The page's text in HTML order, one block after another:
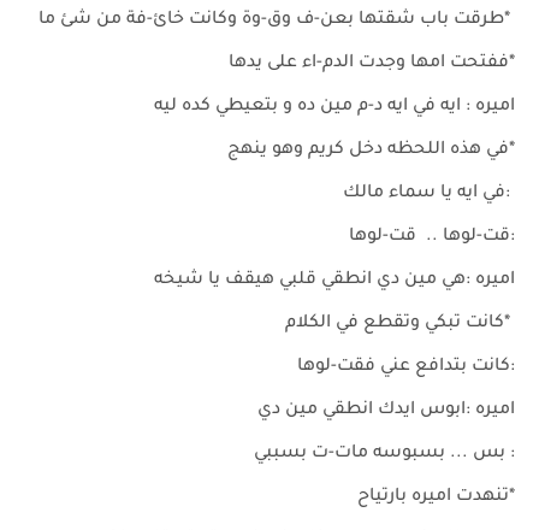
*طرقت باب شقتها بعن-ف وق-وة وكانت خائ-فة من شئ ما
*ففتحت امها وجدت الدم-اء على يدها
اميره : ايه في ايه د-م مين ده و بتعيطي كده ليه
*في هذه اللحظه دخل كريم وهو ينهج
:في ايه يا سماء مالك
:قت-لوها .. قت-لوها
اميره :هي مين دي انطقي قلبي هيقف يا شيخه
*كانت تبكي وتقطع في الكلام
:كانت بتدافع عني فقت-لوها
اميره :ابوس ايدك انطقي مين دي
: بس ... بسبوسه مات-ت بسببي
*تنهدت اميره بارتياح